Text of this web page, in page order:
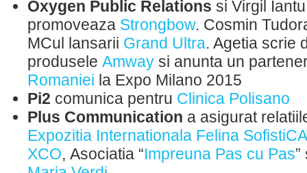
Oxygen Public Relations si Virgil Iantu
promoveaza Strongbow. Cosmin
MCul lansarii Grand Ultra. Agetia scrie
produsele Amway si anunta un
Romaniei la Expo Milano 2015
Pi2 comunica pentru Clinica Polisano
Plus Communication a asigurat
Expozitia Internationala Felina
XCO, Asociatia “Impreuna Pas cu Pas